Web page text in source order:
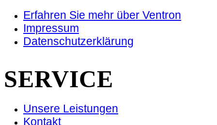
Erfahren Sie mehr über Ventron
Impressum
Datenschutzerklärung
SERVICE
Unsere Leistungen
Kontakt